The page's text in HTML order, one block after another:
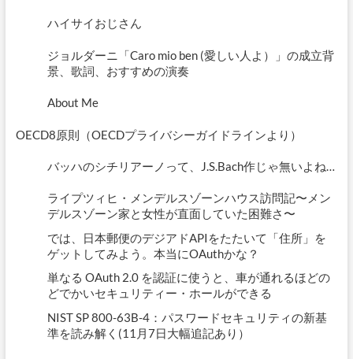
ハイサイおじさん
ジョルダーニ「Caro mio ben (愛しい人よ）」の成立背
景、歌詞、おすすめの演奏
About Me
OECD8原則（OECDプライバシーガイドラインより）
バッハのシチリアーノって、J.S.Bach作じゃ無いよね…
ライプツィヒ・メンデルスゾーンハウス訪問記〜メン
デルスゾーン家と女性が直面していた困難さ〜
では、日本郵便のデジアドAPIをたたいて「住所」を
ゲットしてみよう。本当にOAuthかな？
単なる OAuth 2.0 を認証に使うと、車が通れるほどの
どでかいセキュリティー・ホールができる
NIST SP 800-63B-4：パスワードセキュリティの新基
準を読み解く(11月7日大幅追記あり）